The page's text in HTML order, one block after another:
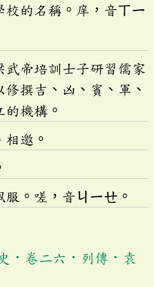
校的名稱。庠，音ㄒㄧ
武帝培訓士子研習儒家
撰吉、凶、賓、軍、
機構。
邀。
服。嗟，音 ㄐㄧㄝ 。
．卷二六．列傳．袁